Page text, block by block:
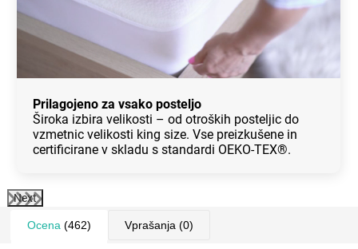
Prilagojeno za vsako posteljo
Široka izbira velikosti – od otroških posteljic do
vzmetnic velikosti king size. Vse preizkušene in
certificirane v skladu s standardi OEKO-TEX®.
Next
Ocena (462) Vprašanja (0)